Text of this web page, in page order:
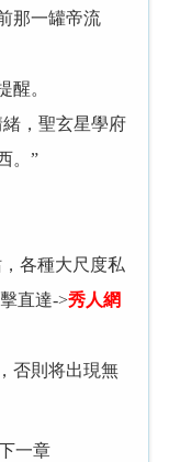
那一罐帝流
。
，聖玄星學府
。”
各種大尺度私
直達->秀人網
否則将出現無
一章